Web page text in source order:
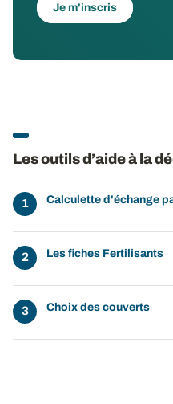
Je m'inscris
Les outils d’aide à la
Calculette d'échange
Les fiches Fertilisants
Choix des couverts